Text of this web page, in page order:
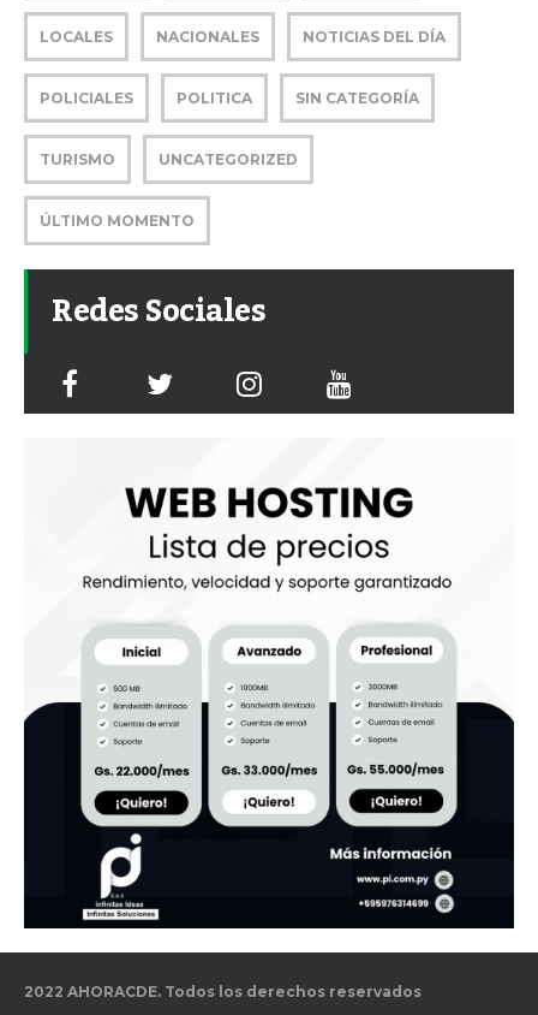
LOCALES NACIONALES NOTICIAS DEL DÍA
POLICIALES POLITICA SIN CATEGORÍA
TURISMO UNCATEGORIZED
ÚLTIMO MOMENTO
Redes Sociales
2022 AHORACDE. Todos los derechos reservados